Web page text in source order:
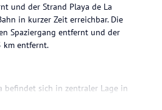
und der Strand Playa de La
in kurzer Zeit erreichbar. Die
Spaziergang entfernt und der
km entfernt.
befindet sich in zentraler Lage in